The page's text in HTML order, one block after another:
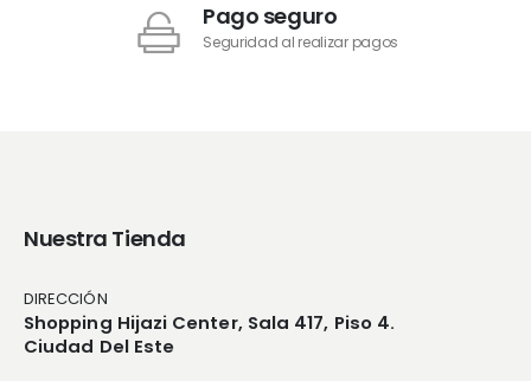
Pago seguro
Seguridad al realizar pagos
Nuestra Tienda
DIRECCIÓN
Shopping Hijazi Center, Sala 417, Piso 4.
Ciudad Del Este